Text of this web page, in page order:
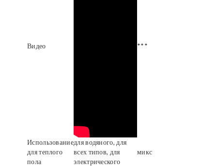
Видео ***
Использование
для теплого
пола
для водяного, для
всех типов, для
электрического
микс